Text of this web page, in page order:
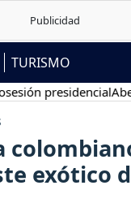
TURISMO
presidencial
exótico